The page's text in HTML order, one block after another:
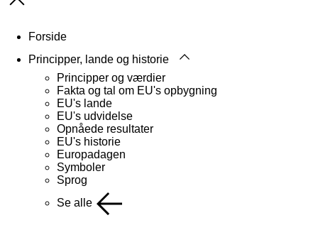
Next items
Forside
Principper, lande og historie
Principper og værdier
Fakta og tal om EU's opbygning
EU's lande
EU's udvidelse
Opnåede resultater
EU's historie
Europadagen
Symboler
Sprog
Se alle